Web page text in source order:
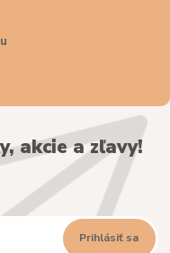
akcie a zľavy!
Prihlásiť sa